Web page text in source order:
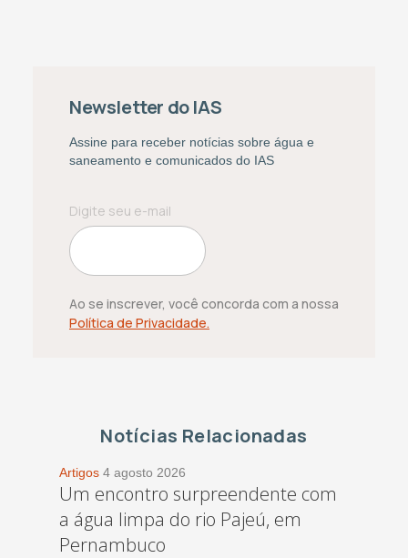
Newsletter do IAS
Assine para receber notícias sobre água e
saneamento e comunicados do IAS
Ao se inscrever, você concorda com a nossa
Política de Privacidade.
Notícias Relacionadas
Artigos 4 agosto 2026
Um encontro surpreendente com
a água limpa do rio Pajeú, em
Pernambuco